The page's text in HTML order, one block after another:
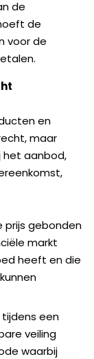
de
de
voor de
en
maar
het aanbod,
prijs gebonden
markt
heeft en die
een
veiling
waarbij